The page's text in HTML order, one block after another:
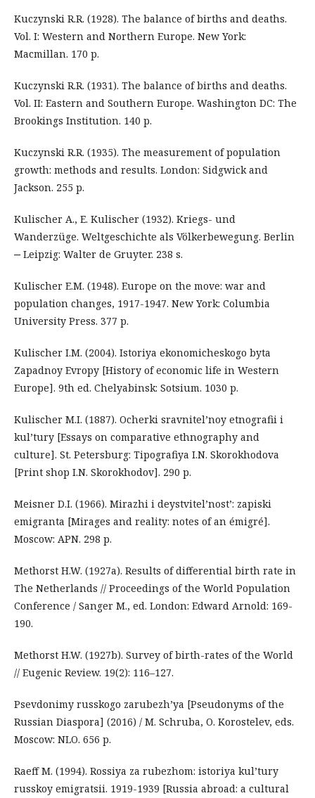
Kuczynski R.R. (1928). The balance of births and deaths.
Vol. I: Western and Northern Europe. New York:
Macmillan. 170 p.
Kuczynski R.R. (1931). The balance of births and deaths.
Vol. II: Eastern and Southern Europe. Washington DC: The
Brookings Institution. 140 p.
Kuczynski R.R. (1935). The measurement of population
growth: methods and results. London: Sidgwick and
Jackson. 255 p.
Kulischer A., Е. Kulischer (1932). Kriegs- und
Wanderzüge. Weltgeschichte als Völkerbewegung. Berlin
‒ Leipzig: Walter de Gruyter. 238 s.
Kulischer E.M. (1948). Europe on the move: war and
population changes, 1917-1947. New York: Columbia
University Press. 377 p.
Kulischer I.M. (2004). Istoriya ekonomicheskogo byta
Zapadnoy Evropy [History of economic life in Western
Europe]. 9th ed. Chelyabinsk: Sotsium. 1030 p.
Kulischer M.I. (1887). Ocherki sravnitel’noy etnografii i
kul’tury [Essays on comparative ethnography and
culture]. St. Petersburg: Tipografiya I.N. Skorokhodova
[Print shop I.N. Skorokhodov]. 290 p.
Meisner D.I. (1966). Mirazhi i deystvitel’nost’: zapiski
emigranta [Mirages and reality: notes of an émigré].
Moscow: APN. 298 p.
Methorst H.W. (1927a). Results of differential birth rate in
The Netherlands // Proceedings of the World Population
Conference / Sanger M., ed. London: Edward Arnold: 169-
190.
Methorst H.W. (1927b). Survey of birth-rates of the World
// Eugenic Review. 19(2): 116–127.
Psevdonimy russkogo zarubezh’ya [Pseudonyms of the
Russian Diaspora] (2016) / M. Schruba, O. Korostelev, eds.
Moscow: NLO. 656 p.
Raeff M. (1994). Rossiya za rubezhom: istoriya kul’tury
russkoy emigratsii. 1919-1939 [Russia abroad: a cultural